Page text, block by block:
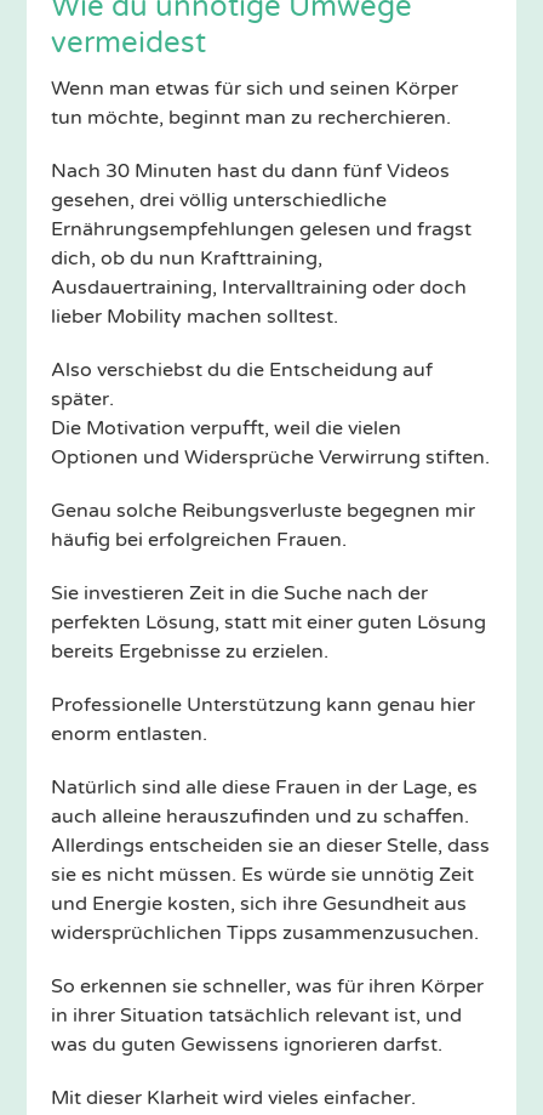
vermeidest
Wenn man etwas für sich und seinen Körper
tun möchte, beginnt man zu recherchieren.
Nach 30 Minuten hast du dann fünf Videos
gesehen, drei völlig unterschiedliche
Ernährungsempfehlungen gelesen und fragst
dich, ob du nun Krafttraining,
Ausdauertraining, Intervalltraining oder doch
lieber Mobility machen solltest.
Also verschiebst du die Entscheidung auf
später.
Die Motivation verpufft, weil die vielen
Optionen und Widersprüche Verwirrung stiften.
Genau solche Reibungsverluste begegnen mir
häufig bei erfolgreichen Frauen.
Sie investieren Zeit in die Suche nach der
perfekten Lösung, statt mit einer guten Lösung
bereits Ergebnisse zu erzielen.
Professionelle Unterstützung kann genau hier
enorm entlasten.
Natürlich sind alle diese Frauen in der Lage, es
auch alleine herauszufinden und zu schaffen.
Allerdings entscheiden sie an dieser Stelle, dass
sie es nicht müssen. Es würde sie unnötig Zeit
und Energie kosten, sich ihre Gesundheit aus
widersprüchlichen Tipps zusammenzusuchen.
So erkennen sie schneller, was für ihren Körper
in ihrer Situation tatsächlich relevant ist, und
was du guten Gewissens ignorieren darfst.
Mit dieser Klarheit wird vieles einfacher.